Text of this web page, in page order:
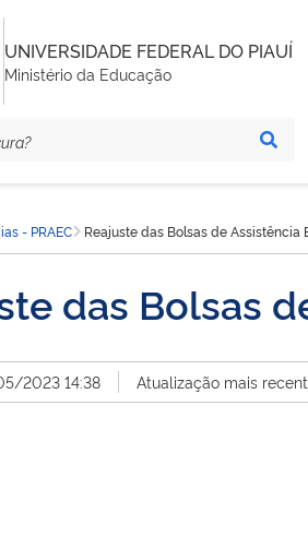
UNIVERSIDADE FEDERAL DO PIAUÍ
Ministério da Educação
- PRAEC Reajuste das Bolsas de Assistência
das Bolsas
2023 14:38 Atualização mais